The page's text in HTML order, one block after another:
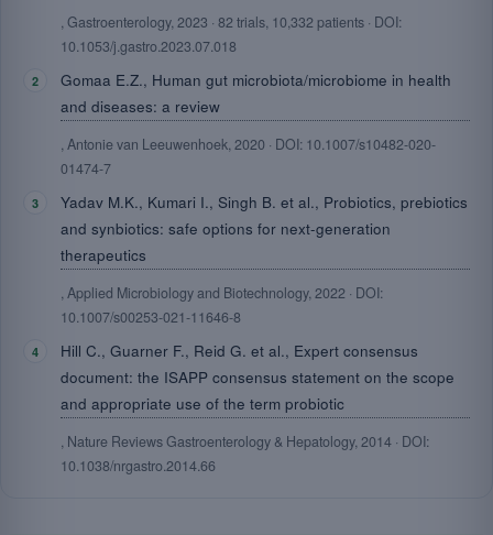
, Gastroenterology, 2023 · 82 trials, 10,332 patients · DOI:
10.1053/j.gastro.2023.07.018
Gomaa E.Z., Human gut microbiota/microbiome in health
and diseases: a review
, Antonie van Leeuwenhoek, 2020 · DOI: 10.1007/s10482-020-
01474-7
Yadav M.K., Kumari I., Singh B. et al., Probiotics, prebiotics
and synbiotics: safe options for next-generation
therapeutics
, Applied Microbiology and Biotechnology, 2022 · DOI:
10.1007/s00253-021-11646-8
Hill C., Guarner F., Reid G. et al., Expert consensus
document: the ISAPP consensus statement on the scope
and appropriate use of the term probiotic
, Nature Reviews Gastroenterology & Hepatology, 2014 · DOI:
10.1038/nrgastro.2014.66